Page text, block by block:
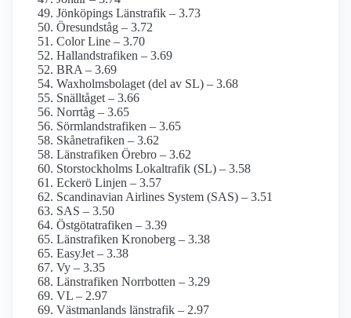
Jönköpings Länstrafik – 3.73
Öresundståg – 3.72
Color Line – 3.70
Hallandstrafiken – 3.69
BRA – 3.69
Waxholms­bolaget (del av SL) – 3.68
Snälltåget – 3.66
Norrtåg – 3.65
Sörmlandstrafiken – 3.65
Skånetrafiken – 3.62
Länstrafiken Örebro – 3.62
Storstockholms Lokaltrafik (SL) – 3.58
Eckerö Linjen – 3.57
Scandinavian Airlines System (SAS) – 3.51
SAS – 3.50
Östgötatrafiken – 3.39
Länstrafiken Kronoberg – 3.38
EasyJet – 3.38
Vy – 3.35
Länstrafiken Norrbotten – 3.29
VL – 2.97
Västmanlands länstrafik – 2.97